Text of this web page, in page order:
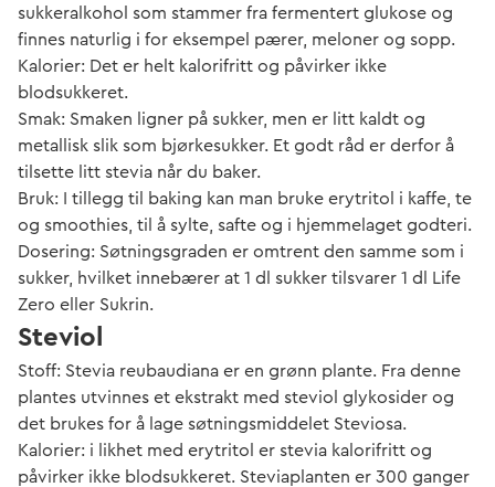
sukkeralkohol som stammer fra fermentert glukose og
finnes naturlig i for eksempel pærer, meloner og sopp.
Kalorier: Det er helt kalorifritt og påvirker ikke
blodsukkeret.
Smak: Smaken ligner på sukker, men er litt kaldt og
metallisk slik som bjørkesukker. Et godt råd er derfor å
tilsette litt stevia når du baker.
Bruk: I tillegg til baking kan man bruke erytritol i kaffe, te
og smoothies, til å sylte, safte og i hjemmelaget godteri.
Dosering: Søtningsgraden er omtrent den samme som i
sukker, hvilket innebærer at 1 dl sukker tilsvarer 1 dl Life
Zero eller Sukrin.
Steviol
Stoff: Stevia reubaudiana er en grønn plante. Fra denne
plantes utvinnes et ekstrakt med steviol glykosider og
det brukes for å lage søtningsmiddelet Steviosa.
Kalorier: i likhet med erytritol er stevia kalorifritt og
påvirker ikke blodsukkeret. Steviaplanten er 300 ganger